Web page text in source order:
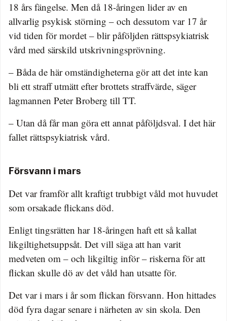
18 års fängelse. Men då 18-åringen lider av en
allvarlig psykisk störning – och dessutom var 17 år
vid tiden för mordet – blir påföljden rättspsykiatrisk
vård med särskild utskrivningsprövning.
– Båda de här omständigheterna gör att det inte kan
bli ett straff utmätt efter brottets straffvärde, säger
lagmannen Peter Broberg till TT.
– Utan då får man göra ett annat påföljdsval. I det här
fallet rättspsykiatrisk vård.
Försvann i mars
Det var framför allt kraftigt trubbigt våld mot huvudet
som orsakade flickans död.
Enligt tingsrätten har 18-åringen haft ett så kallat
likgiltighetsuppsåt. Det vill säga att han varit
medveten om – och likgiltig inför – riskerna för att
flickan skulle dö av det våld han utsatte för.
Det var i mars i år som flickan försvann. Hon hittades
död fyra dagar senare i närheten av sin skola. Den